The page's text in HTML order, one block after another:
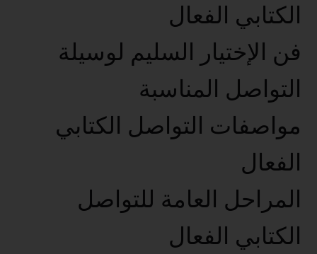
الكتابي الفعال
فن الإختيار السليم لوسيلة
التواصل المناسبة
مواصفات التواصل الكتابي
الفعال
المراحل العامة للتواصل
الكتابي الفعال